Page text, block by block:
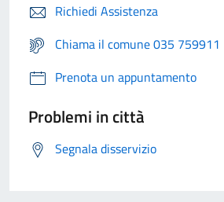
Richiedi Assistenza
Chiama il comune 035 759911
Prenota un appuntamento
Problemi in città
Segnala disservizio